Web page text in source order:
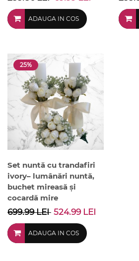
ADAUGA IN COS
25%
Set nuntă cu trandafiri
ivory– lumânări nuntă,
buchet mireasă și
cocardă mire
699.99 LEI 524.99 LEI
ADAUGA IN COS